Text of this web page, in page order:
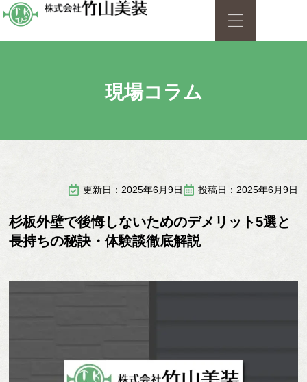
現場コラム
更新日：2025年6月9日 投稿日：2025年6月9日
杉板外壁で後悔しないためのデメリット5選と
長持ちの秘訣・体験談徹底解説